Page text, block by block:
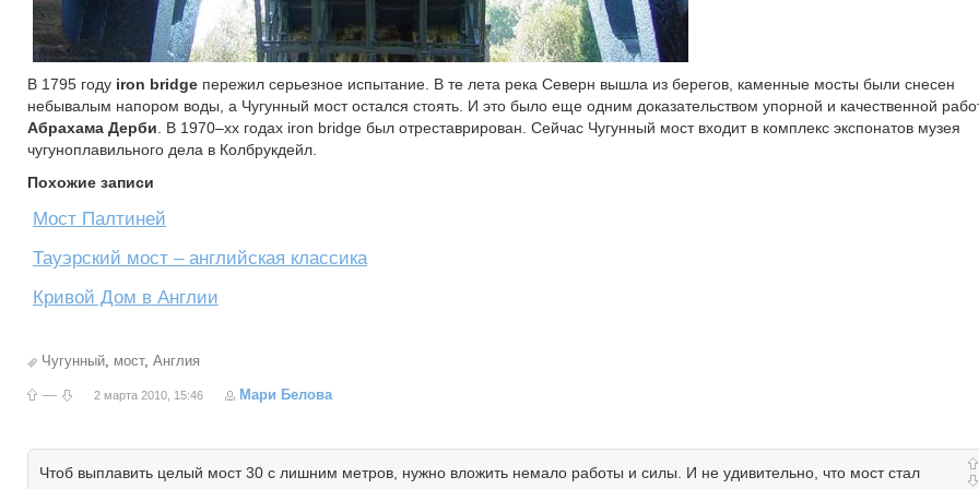
В 1795 году iron bridge пережил серьезное испытание. В те лета река Северн вышла из берегов, каменные мосты были снесен
небывалым напором воды, а Чугунный мост остался стоять. И это было еще одним доказательством упорной и качественной
Абрахама Дерби . В 1970–хх годах iron bridge был отреставрирован. Сейчас Чугунный мост входит в комплекс экспонатов музея
чугуноплавильного дела в Колбрукдейл.
Похожие записи
Мост Палтиней
Тауэрский мост – английская классика
Кривой Дом в Англии
Чугунный, мост, Англия
— 2 марта 2010, 15:46 Мари Белова
Чтоб выплавить целый мост 30 с лишним метров, нужно вложить немало работы и силы. И не удивительно, что мост стал